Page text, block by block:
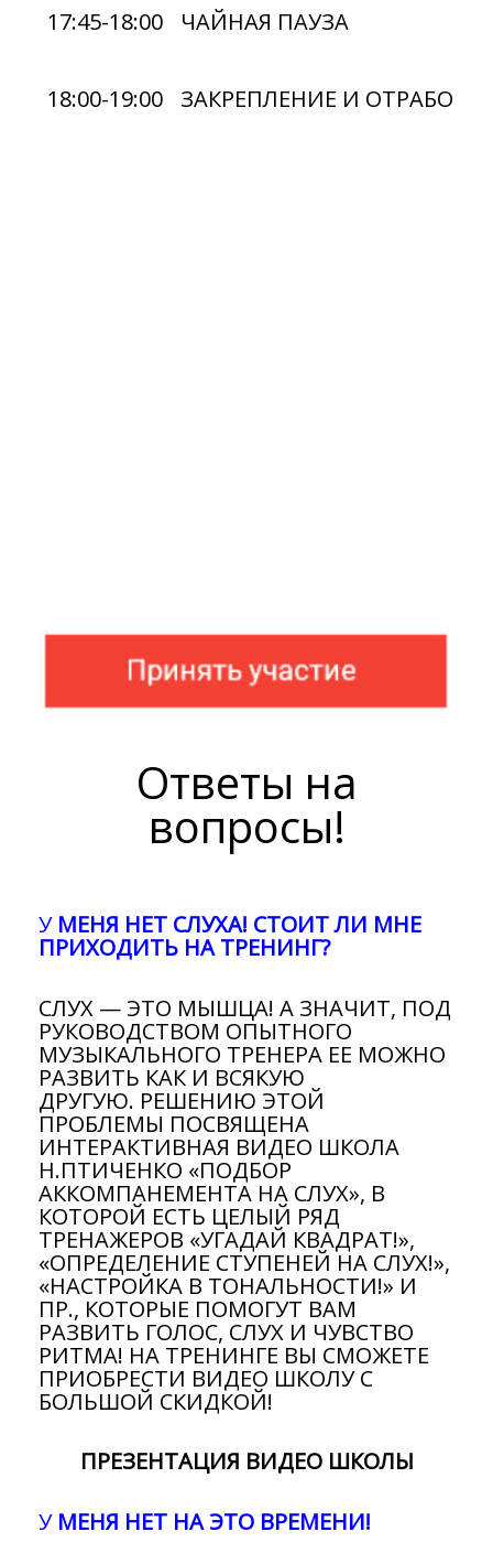
17:45-18:00 ЧАЙНАЯ ПАУЗА
18:00-19:00 ЗАКРЕПЛЕНИЕ И
Ответы на
вопросы!
УМЕНЯ НЕТ СЛУХА! СТОИТ ЛИ МНЕ
ПРИХОДИТЬ НА ТРЕНИНГ?
СЛУХ — ЭТО МЫШЦА! А ЗНАЧИТ, ПОД
РУКОВОДСТВОМ ОПЫТНОГО
МУЗЫКАЛЬНОГО ТРЕНЕРА ЕЕ МОЖНО
РАЗВИТЬ КАК И ВСЯКУЮ
ДРУГУЮ. РЕШЕНИЮ ЭТОЙ
ПРОБЛЕМЫ ПОСВЯЩЕНА
ИНТЕРАКТИВНАЯ ВИДЕО ШКОЛА
Н.ПТИЧЕНКО «ПОДБОР
АККОМПАНЕМЕНТА НА СЛУХ», В
КОТОРОЙ ЕСТЬ ЦЕЛЫЙ РЯД
ТРЕНАЖЕРОВ «УГАДАЙ КВАДРАТ!»,
«ОПРЕДЕЛЕНИЕ СТУПЕНЕЙ НА СЛУХ!»,
«НАСТРОЙКА В ТОНАЛЬНОСТИ!» И
ПР., КОТОРЫЕ ПОМОГУТ ВАМ
РАЗВИТЬ ГОЛОС, СЛУХ И ЧУВСТВО
РИТМА! НА ТРЕНИНГЕ ВЫ СМОЖЕТЕ
ПРИОБРЕСТИ ВИДЕО ШКОЛУ С
БОЛЬШОЙ СКИДКОЙ!
ПРЕЗЕНТАЦИЯ ВИДЕО ШКОЛЫ
УМЕНЯ НЕТ НА ЭТО ВРЕМЕНИ!